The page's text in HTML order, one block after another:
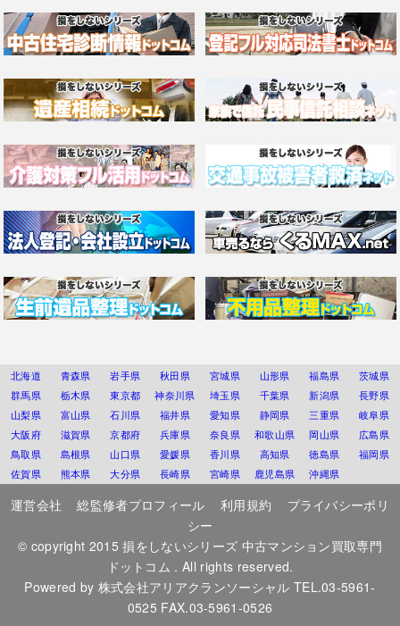
北海道 青森県 岩手県 秋田県 宮城県 山形県 福島県
茨城県
群馬県
栃木県 東京都 神奈川県 埼玉県 千葉県 新潟県
長野県
山梨県
富山県 石川県 福井県 愛知県 静岡県 三重県
岐阜県
大阪府
滋賀県 京都府 兵庫県 奈良県 和歌山県 岡山県
広島県
鳥取県
島根県 山口県 愛媛県 香川県 高知県 徳島県
福岡県
佐賀県
熊本県 大分県 長崎県 宮崎県 鹿児島県 沖縄県
運営会社 総監修者プロフィール 利用規約
プライバシーポリ
シー
© copyright 2015損をしないシリーズ 中古マンション買取専門
ドットコム . All rights reserved.
Powered by 株式会社アリアクランソーシャル TEL.03-5961-
0525 FAX.03-5961-0526